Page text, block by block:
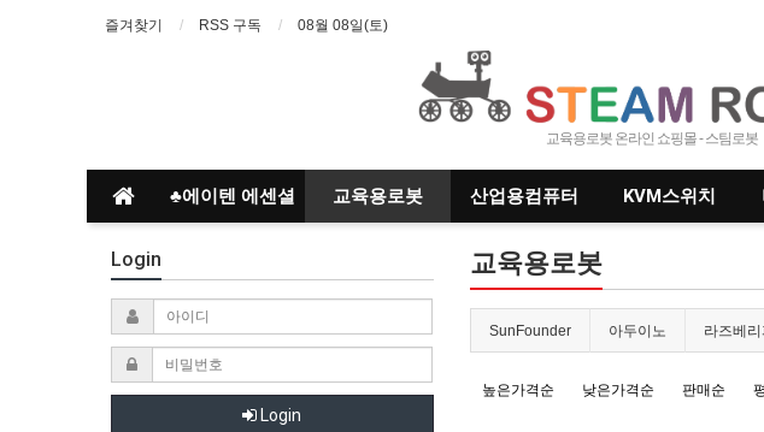
즐겨찾기 RSS 구독 08월 08일(토)
교육용로봇 온라인 쇼핑몰 - 스팀로봇
♣에이텐 에센셜 교육용로봇 산업용컴퓨터 KVM스위치
교육용로봇
SunFounder 아두이노 라즈베리
높은가격순 낮은가격순 판매순
Login
Login